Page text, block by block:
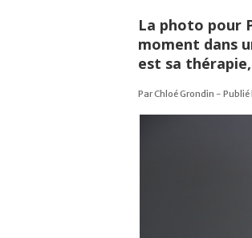
La photo pour
moment dans
est sa
Par Chloé Grondin -